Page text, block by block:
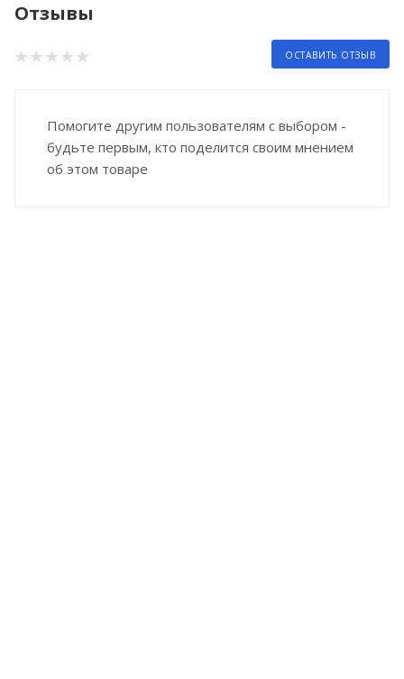
Отзывы
ОСТАВИТЬ ОТЗЫВ
Помогите другим пользователям с выбором -
будьте первым, кто поделится своим мнением
об этом товаре